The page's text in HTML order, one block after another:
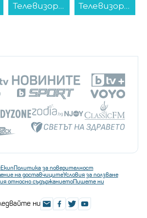
Телевизор TCL 65Q6C , 164 см, 3840x2160 UHD-4K , 65 inch, Android , Mini LED , Smart TV... Вграден керамичен плот Crown VCP 32 , Електрически...
ЕкипПолитика за поверителност
на доставчицитеУсловия за ползване
относно съдържаниетоПишете ни
ни